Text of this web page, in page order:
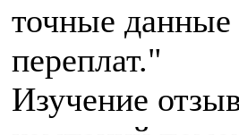
точные данные
переплат."
Изучение